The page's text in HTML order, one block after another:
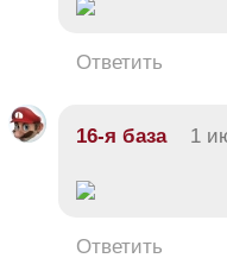
Ответить
16-я база 1
Ответить